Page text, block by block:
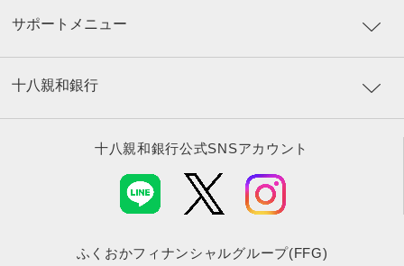
サポートメニュー
十八親和銀行
十八親和銀行公式SNSアカウント
ふくおかフィナンシャルグループ(FFG)